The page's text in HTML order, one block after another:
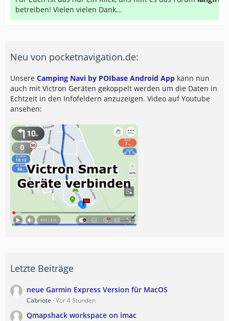
betreiben! Vielen vielen Dank...
Neu von pocketnavigation.de:
Unsere Camping Navi by POIbase Android App kann nun
auch mit Victron Geräten gekoppelt werden um die Daten in
Echtzeit in den Infofeldern anzuzeigen. Video auf Youtube
ansehen:
Letzte Beiträge
neue Garmin Express Version für MacOS
Cabriote Vor 4 Stunden
Qmapshack workspace on imac